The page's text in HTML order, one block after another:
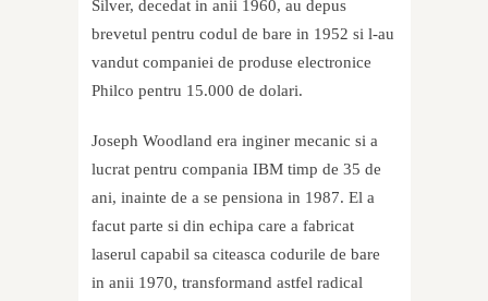
Silver, decedat in anii 1960, au depus
brevetul pentru codul de bare in 1952 si l-au
vandut companiei de produse electronice
Philco pentru 15.000 de dolari.
Joseph Woodland era inginer mecanic si a
lucrat pentru compania IBM timp de 35 de
ani, inainte de a se pensiona in 1987. El a
facut parte si din echipa care a fabricat
laserul capabil sa citeasca codurile de bare
in anii 1970, transformand astfel radical